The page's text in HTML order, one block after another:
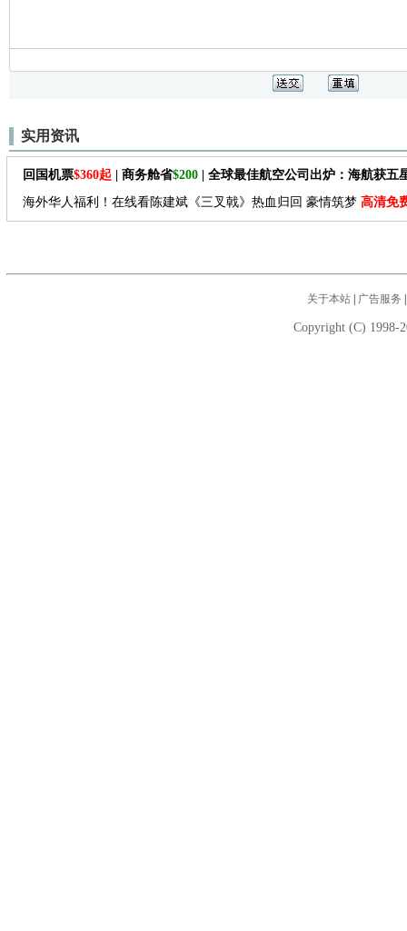
实用资讯
回国机票$360起 | 商务舱省$200 | 全球最佳航空公司出炉：海航获五
海外华人福利！在线看陈建斌《三叉戟》热血归回 豪情筑梦 高清免
关于本站| 广告服务
Copyright (C) 1998-